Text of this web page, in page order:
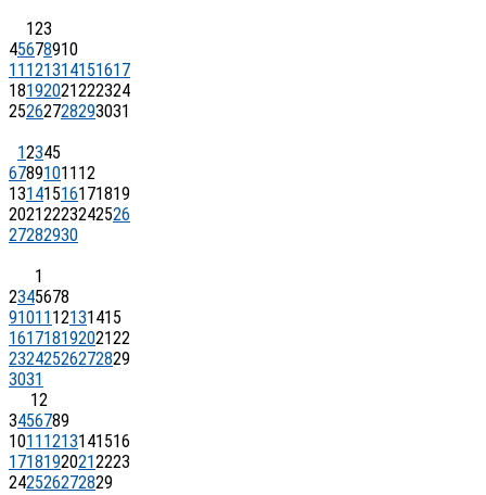
123
45678910
11 121314151617
18192021222324
25262728293031
12345
67891011 12
13141516171819
20212223242526
27282930
1
2345678
91011 12131415
16171819202122
23242526272829
3031
12
3456789
1011 1213141516
17181920212223
242526272829